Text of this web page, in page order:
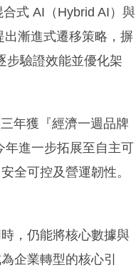
式 AI（Hybrid AI）與
漸進式遷移策略，摒
步驗證效能並優化架
年獲『經濟一週品牌
年進一步拓展至自主可
全可控及營運韌性。
，仍能將核心數據與
企業轉型的核心引